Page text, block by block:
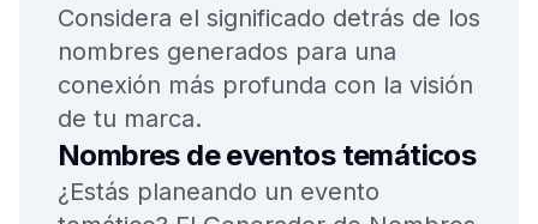
Considera el significado detrás de los
nombres generados para una
conexión más profunda con la visión
de tu marca.
Nombres de eventos temáticos
¿Estás planeando un evento